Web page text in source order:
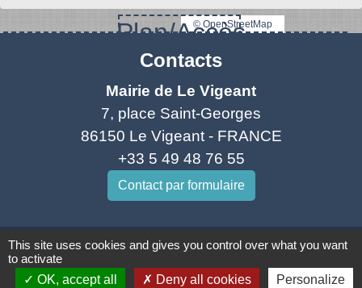
Plan/Accès
© OpenStreetMap
Contacts
Mairie de Le Vigeant
7, place Saint-Georges
86150 Le Vigeant - FRANCE
+33 5 49 48 76 55
Contact par formulaire
Mentions légales
This site uses cookies and gives you control over what you want
to activate
OK, accept all
Deny all cookies Personalize